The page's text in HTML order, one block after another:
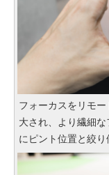
フォーカスをリモ
大され、より繊細
にピント位置と絞